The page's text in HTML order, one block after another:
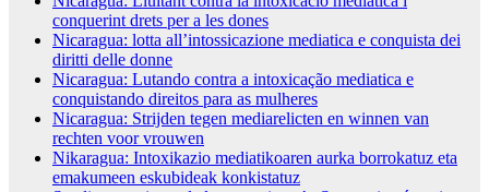
conquerint drets per a les dones
Nicaragua: lotta all’intossicazione mediatica e conquista dei
diritti delle donne
Nicaragua: Lutando contra a intoxicação mediatica e
conquistando direitos para as mulheres
Nicaragua: Strijden tegen mediarelicten en winnen van
rechten voor vrouwen
Nikaragua: Intoxikazio mediatikoaren aurka borrokatuz eta
emakumeen eskubideak konkistatuz